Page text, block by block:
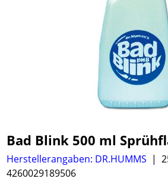
Bad Blink 500 ml
Herstellerangaben: DR.HUMMS
4260029189506